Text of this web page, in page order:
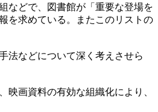
などで、図書館が「重要な登場を
を求めている。またこのリストの
法などについて深く考えさせら
画資料の有効な組織化により、